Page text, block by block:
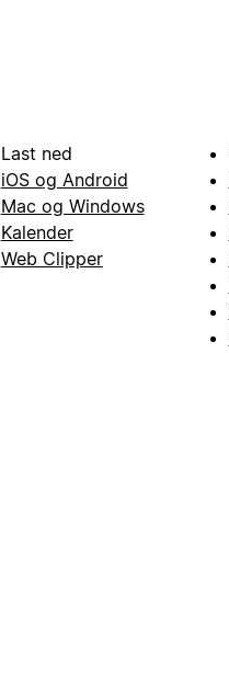
Last ned
iOS og Android
Mac og Windows
Kalender
Web Clipper